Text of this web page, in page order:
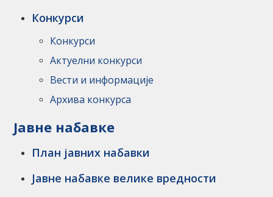
Конкурси
Конкурси
Актуелни конкурси
Вести и информације
Архива конкурса
Jавне набавке
План јавних набавки
Јавне набавке велике вредности